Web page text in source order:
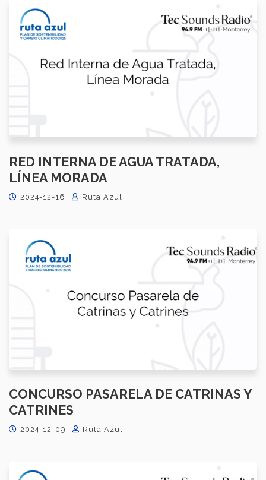
RED INTERNA DE AGUA TRATADA,
LÍNEA MORADA
2024-12-16 Ruta Azul
CONCURSO PASARELA DE CATRINAS Y
CATRINES
2024-12-09 Ruta Azul